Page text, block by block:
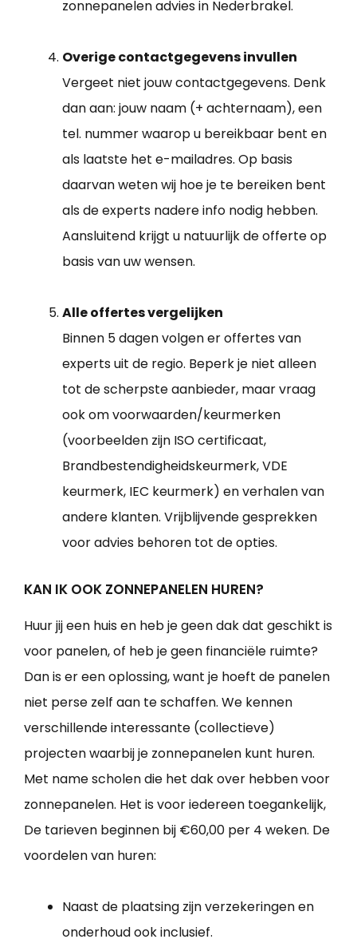
zonnepanelen advies in Nederbrakel.
Overige contactgegevens invullen
Vergeet niet jouw contactgegevens. Denk
dan aan: jouw naam (+ achternaam), een
tel. nummer waarop u bereikbaar bent en
als laatste het e-mailadres. Op basis
daarvan weten wij hoe je te bereiken bent
als de experts nadere info nodig hebben.
Aansluitend krijgt u natuurlijk de offerte op
basis van uw wensen.
Alle offertes vergelijken
Binnen 5 dagen volgen er offertes van
experts uit de regio. Beperk je niet alleen
tot de scherpste aanbieder, maar vraag
ook om voorwaarden/keurmerken
(voorbeelden zijn ISO certificaat,
Brandbestendigheidskeurmerk, VDE
keurmerk, IEC keurmerk) en verhalen van
andere klanten. Vrijblijvende gesprekken
voor advies behoren tot de opties.
KAN IK OOK ZONNEPANELEN HUREN?
Huur jij een huis en heb je geen dak dat geschikt is
voor panelen, of heb je geen financiële ruimte?
Dan is er een oplossing, want je hoeft de panelen
niet perse zelf aan te schaffen. We kennen
verschillende interessante (collectieve)
projecten waarbij je zonnepanelen kunt huren.
Met name scholen die het dak over hebben voor
zonnepanelen. Het is voor iedereen toegankelijk,
De tarieven beginnen bij €60,00 per 4 weken. De
voordelen van huren:
Naast de plaatsing zijn verzekeringen en
onderhoud ook inclusief.